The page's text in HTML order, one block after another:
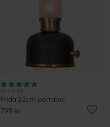
Frida 22cm portabel
799 kr